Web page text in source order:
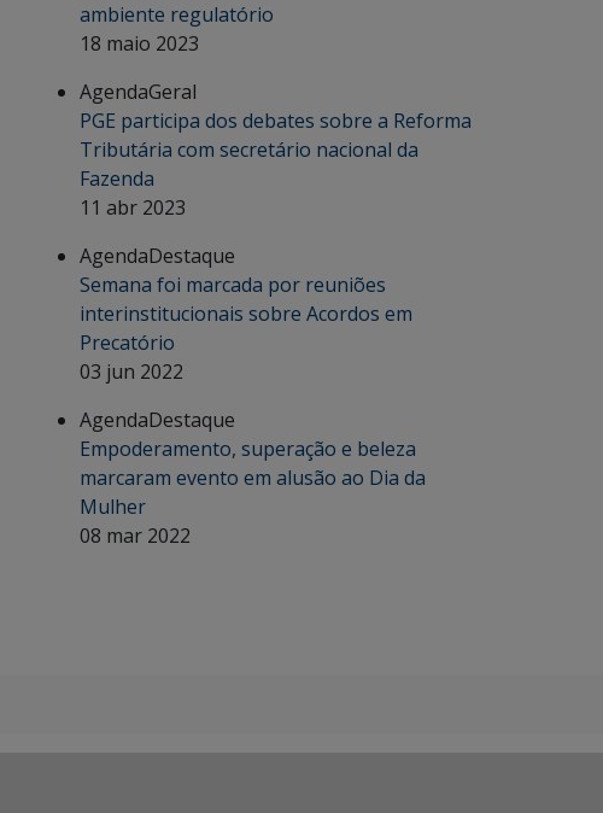
ambiente regulatório
18 maio 2023
AgendaGeral
PGE participa dos debates sobre a Reforma
Tributária com secretário nacional da
Fazenda
11 abr 2023
AgendaDestaque
Semana foi marcada por reuniões
interinstitucionais sobre Acordos em
Precatório
03 jun 2022
AgendaDestaque
Empoderamento, superação e beleza
marcaram evento em alusão ao Dia da
Mulher
08 mar 2022